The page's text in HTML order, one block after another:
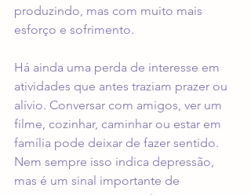
produzindo, mas com muito mais
esforço e sofrimento.
Há ainda uma perda de interesse em
atividades que antes traziam prazer ou
alívio. Conversar com amigos, ver um
filme, cozinhar, caminhar ou estar em
família pode deixar de fazer sentido.
Nem sempre isso indica depressão,
mas é um sinal importante de